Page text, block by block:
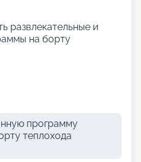
развлекательные и
на борту
программу
теплохода